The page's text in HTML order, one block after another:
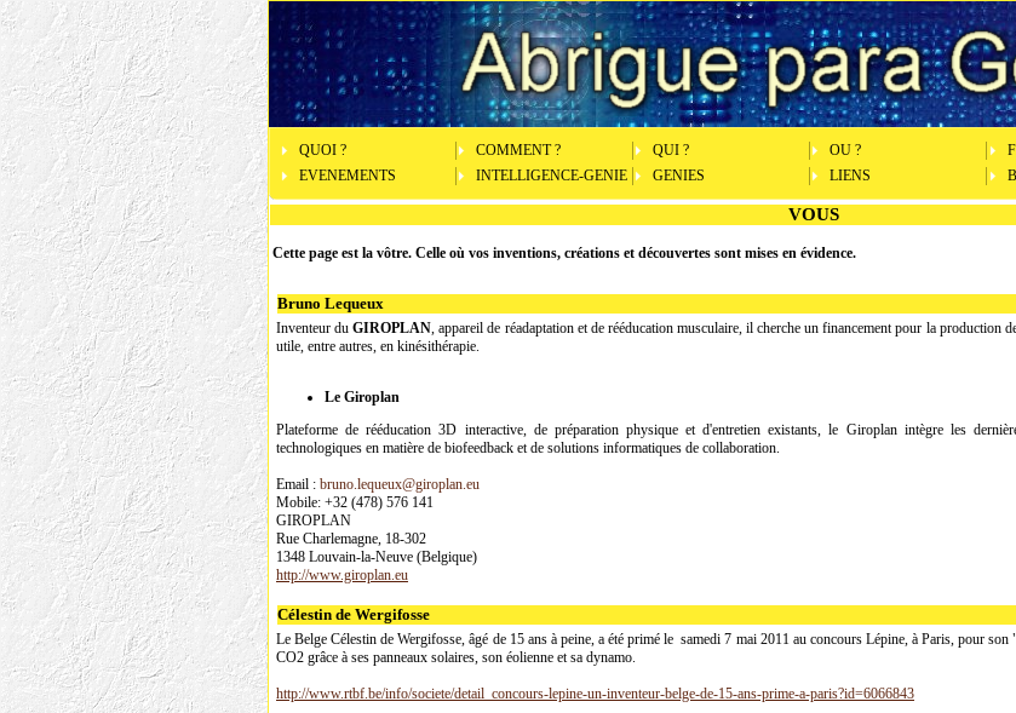
QUOI ? COMMENT ? QUI ? OU ?
EVENEMENTS
INTELLIGENCE-GENIE GENIES LIENS
VOUS
Cette page est la vôtre. Celle où vos inventions, créations et découvertes sont mises en évidence.
Bruno Lequeux
Inventeur duGIROPLAN, appareil de réadaptation et de rééducation musculaire, il cherche un financement pour la production
utile, entre autres, en kinésithérapie.
Le Giroplan
Plateforme de rééducation 3D interactive, de préparation physique et d'entretien existants, le Giroplan intègre les
technologiques en matière de biofeedback et de solutions informatiques de collaboration.
Email : bruno.lequeux@giroplan.eu
Mobile: +32 (478) 576 141
GIROPLAN
Rue Charlemagne, 18-302
1348 Louvain-la-Neuve (Belgique)
http://www.giroplan.eu
Célestin de Wergifosse
Le Belge Célestin de Wergifosse, âgé de 15 ans à peine, a été primé le samedi 7 mai 2011 au concours Lépine, à Paris, pour
CO2 grâce à ses panneaux solaires, son éolienne et sa dynamo.
http://www.rtbf.be/info/societe/detail_concours-lepine-un-inventeur-belge-de-15-ans-prime-a-paris?id=6066843